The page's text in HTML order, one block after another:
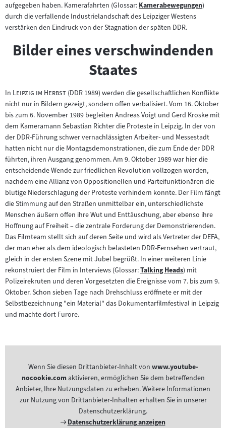
aufgegeben haben. Kamerafahrten (Glossar:Zum
Inhalt:
Kamerabewegungen)
durch die verfallende Industrielandschaft des Leipziger Westens
verstärken den Eindruck von der Stagnation der späten DDR.
Bilder eines verschwindenden
Staates
In "Leipzig im Herbst"(DDR 1989) werden die gesellschaftlichen Konflikte
nicht nur in Bildern gezeigt, sondern offen verbalisiert. Vom 16. Oktober
bis zum 6. November 1989 begleiten Andreas Voigt und Gerd Kroske mit
dem Kameramann Sebastian Richter die Proteste in Leipzig. In der von
der DDR-Führung schwer vernachlässigten Arbeiter- und Messestadt
hatten nicht nur die Montagsdemonstrationen, die zum Ende der DDR
führten, ihren Ausgang genommen. Am 9. Oktober 1989 war hier die
entscheidende Wende zur friedlichen Revolution vollzogen worden,
nachdem eine Allianz von Oppositionellen und Parteifunktionären die
blutige Niederschlagung der Proteste verhindern konnte. Der Film fängt
die Stimmung auf den Straßen unmittelbar ein, unterschiedlichste
Menschen äußern offen ihre Wut und Enttäuschung, aber ebenso ihre
Hoffnung auf Freiheit – die zentrale Forderung der Demonstrierenden.
Das Filmteam stellt sich auf deren Seite und wird als Vertreter der DEFA,
der man eher als dem ideologisch belasteten DDR-Fernsehen vertraut,
gleich in der ersten Szene mit Jubel begrüßt. In einer weiteren Linie
rekonstruiert der Film in Interviews (Glossar:Zum
Inhalt:
Talking Heads) mit
Polizeirekruten und deren Vorgesetzten die Ereignisse vom 7. bis zum 9.
Oktober. Schon sieben Tage nach Drehschluss eröffnete er mit der
Selbstbezeichnung "ein Material" das Dokumentarfilmfestival in Leipzig
und machte dort Furore.
Wenn Sie diesen Drittanbieter-Inhalt von www.youtube-
nocookie.comaktivieren, ermöglichen Sie dem betreffenden
Anbieter, Ihre Nutzungsdaten zu erheben. Weitere Informationen
zur Nutzung von Drittanbieter-Inhalten erhalten Sie in unserer
Datenschutzerklärung.
Externer
Datenschutzerklärung anzeigen